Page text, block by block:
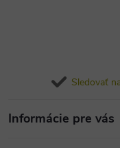
Sledovať
Informácie pre vás